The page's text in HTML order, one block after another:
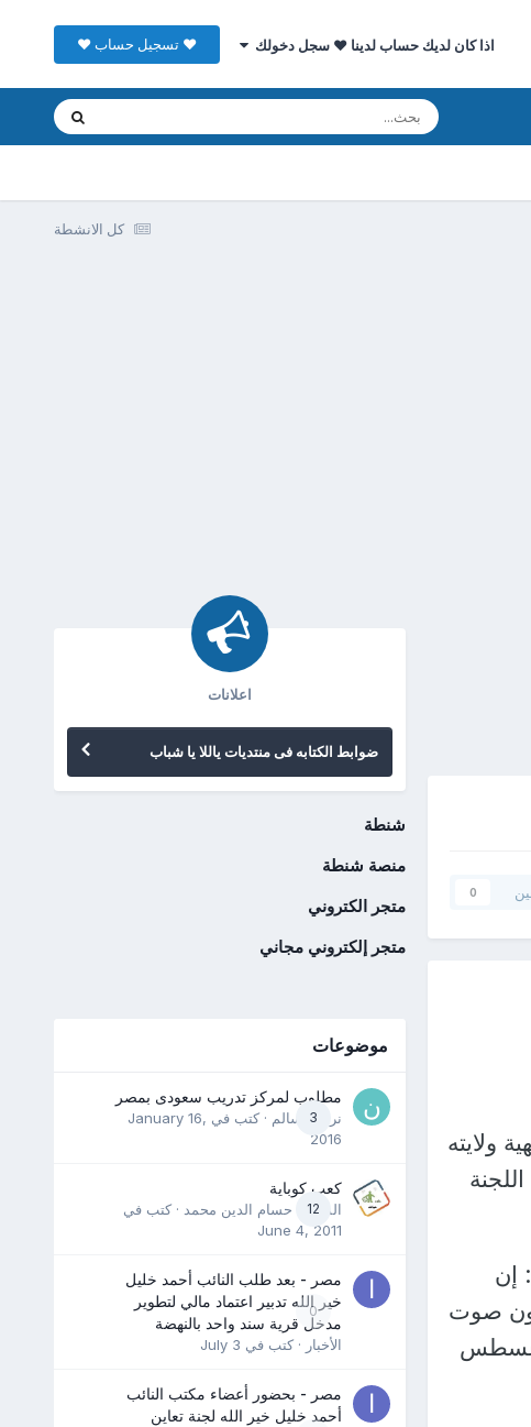
اذا كان لديك حساب لدينا ♥ سجل دخولك ♥ تسجيل حساب ♥
كل الانشطة
0
ولايته
إن
مليون صوت (حوالي 50 49%) مقابل 6 94 مليون صوت
رايلا أودينغا، في الانتخابات التي جرت يوم 9 أغسطس
اعلانات
ضوابط الكتابه فى منتديات ياللا يا شباب
شنطة
منصة شنطة
متجر الكتروني
متجر إلكتروني مجاني
موضوعات
3
مطلوب لمركز تدريب سعودى بمصر
نرمين سالم · كتب في January 16,
2016
12
كعب كوباية
المدرب حسام الدين محمد · كتب في
June 4, 2011
0
مصر - بعد طلب النائب أحمد خليل
خير الله تدبير اعتماد مالي لتطوير
مدخل قرية سند واحد بالنهضة
الأخبار · كتب في July 3
مصر - بحضور أعضاء مكتب النائب
أحمد خليل خير الله لجنة تعاين